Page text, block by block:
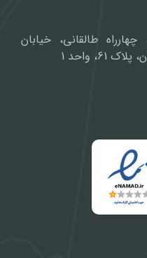
طالقانی، خیابان
واحد 1